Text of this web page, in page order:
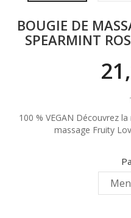
BOUGIE DE
SPEARMINT
100 % VEGAN Découvrez
massage Fruity